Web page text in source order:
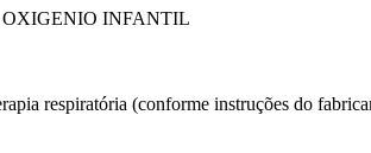
OXIGENIO INFANTIL
respiratória (conforme instruções do